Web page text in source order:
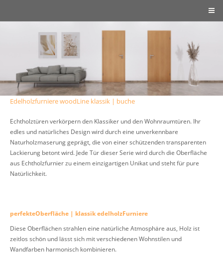
Edelholzfurniere woodLine klassik | buche
Echtholztüren verkörpern den Klassiker und den Wohnraumtüren. Ihr
edles und natürliches Design wird durch eine unverkennbare
Naturholzmaserung geprägt, die von einer schützenden transparenten
Lackierung betont wird. Jede Tür dieser Serie wird durch die Oberfläche
aus Echtholzfurnier zu einem einzigartigen Unikat und steht für pure
Natürlichkeit.
perfekteOberfläche | klassik edelholzFurniere
Diese Oberflächen strahlen eine natürliche Atmosphäre aus, Holz ist
zeitlos schön und lässt sich mit verschiedenen Wohnstilen und
Wandfarben harmonisch kombinieren.